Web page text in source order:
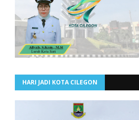
HARI JADI KOTA CILEGON